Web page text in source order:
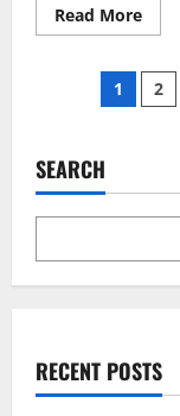
Read MoreRead
more
मेला–
2026
में
अनूठी
पहल
Posts
1 2
SEARCH
RECENT POSTS